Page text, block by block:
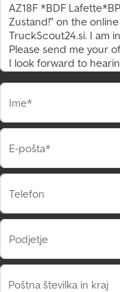
Ime*
E-pošta*
Telefon
Podjetje
Poštna številka in kraj